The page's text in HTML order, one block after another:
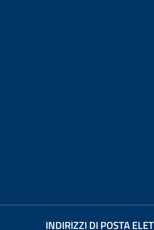
INDIRIZZI DI POSTA